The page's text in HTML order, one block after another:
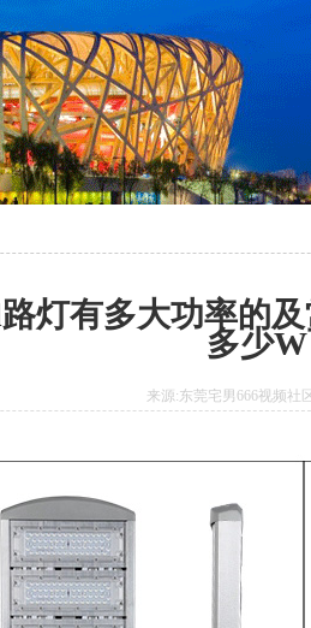
灯有多大功率的
多少
来源:东莞宅男666视频社